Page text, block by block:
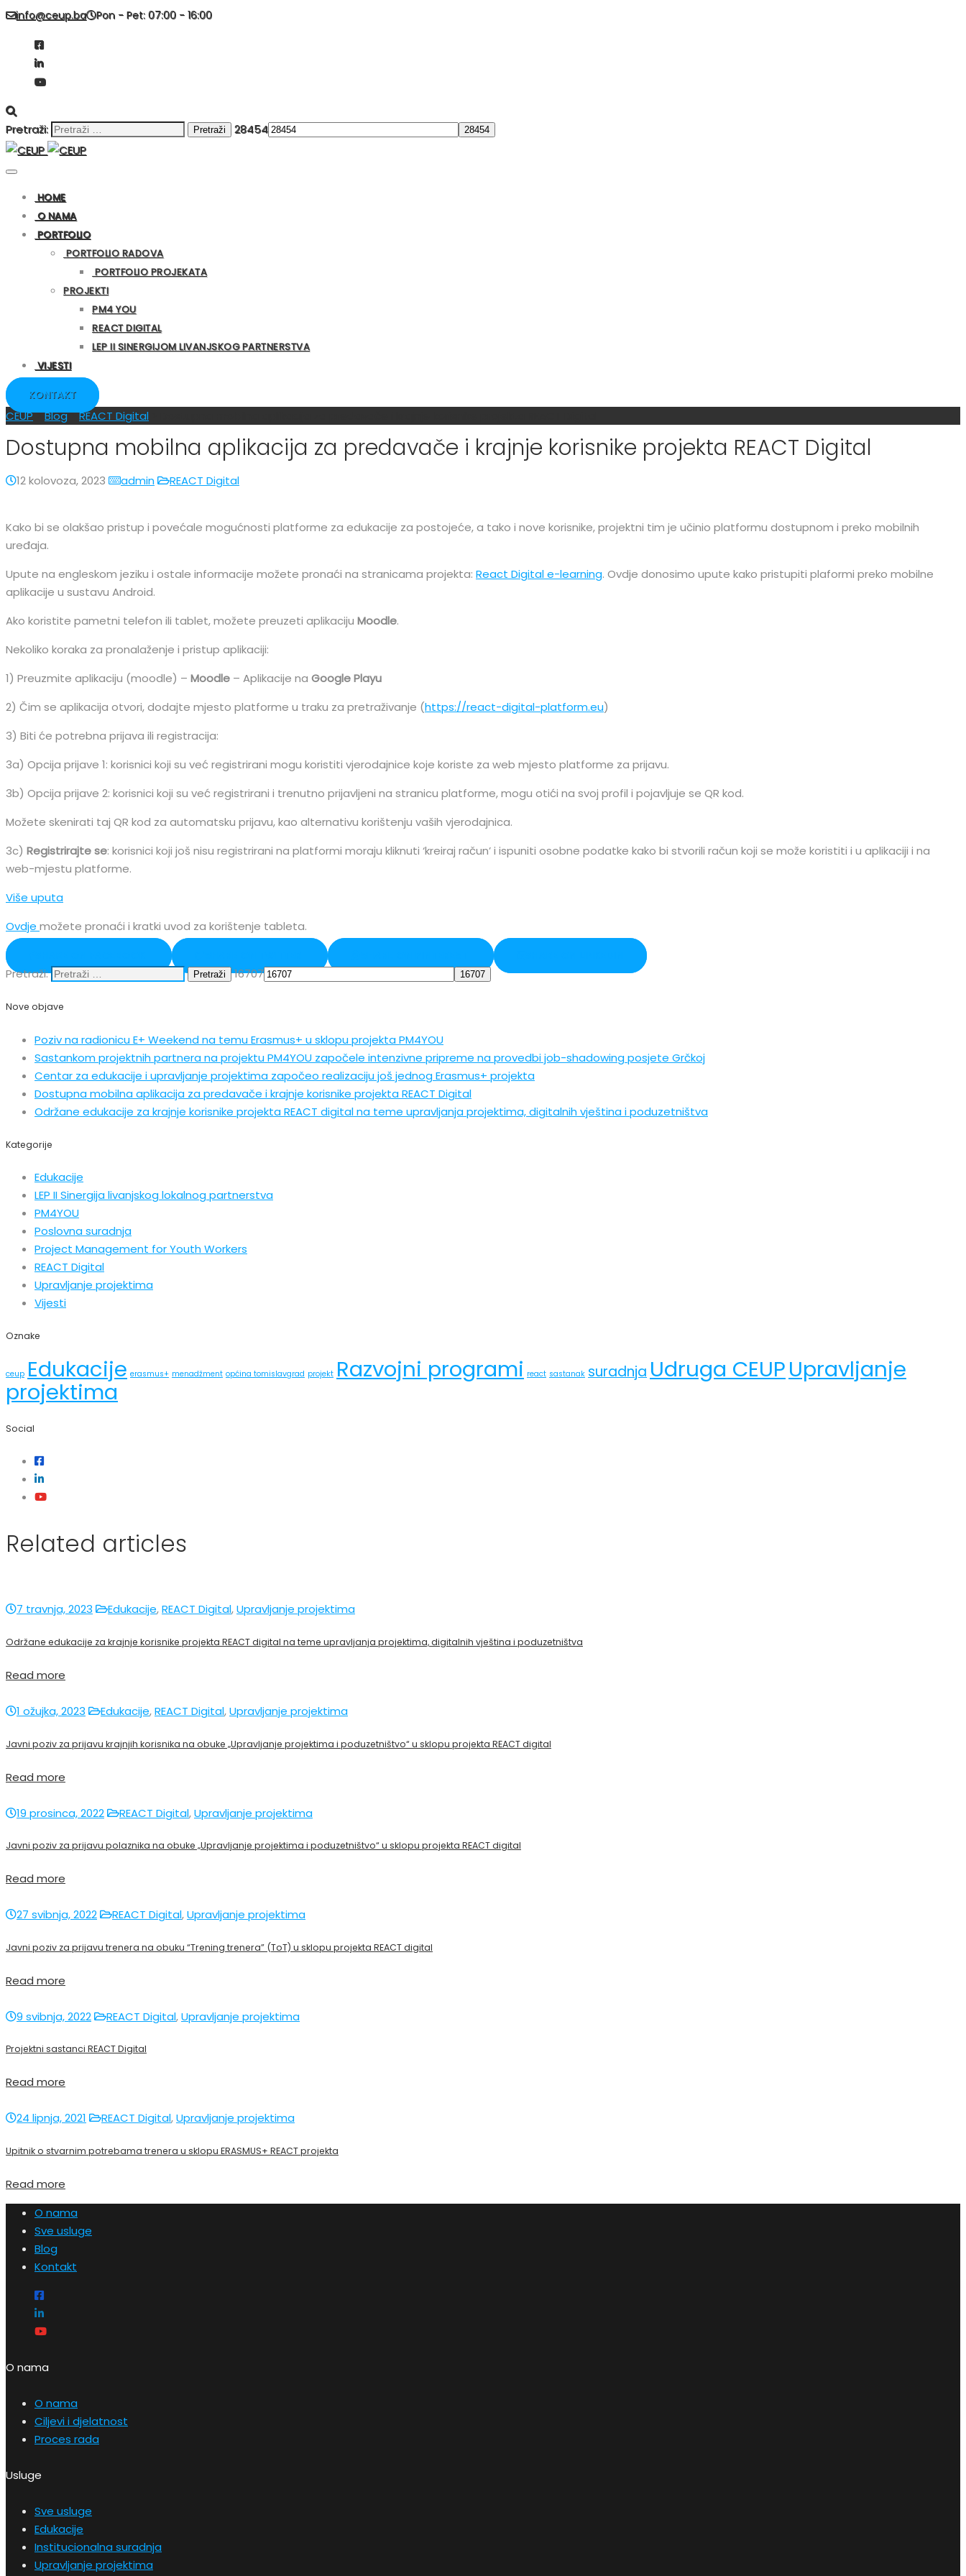
info@ceup.ba Pon - Pet: 07:00 - 16:00
Pretraži: 28454
HOME
O NAMA
PORTFOLIO
PORTFOLIO RADOVA
PORTFOLIO PROJEKATA
PROJEKTI
PM4 YOU
REACT DIGITAL
LEP II SINERGIJOM LIVANJSKOG PARTNERSTVA
VIJESTI
KONTAKT
CEUP>Blog>REACT Digital
Dostupna mobilna aplikacija za predavače i krajnje korisnike projekta REACT Digital
12 kolovoza, 2023 admin REACT Digital
Kako bi se olakšao pristup i povećale mogućnosti platforme za edukacije za postojeće, a tako i nove korisnike, projektni tim je učinio platformu dostupnom i preko mobilnih
uređaja.
Upute na engleskom jeziku i ostale informacije možete pronaći na stranicama projekta: React Digital e-learning. Ovdje donosimo upute kako pristupiti plaformi preko mobilne
aplikacije u sustavu Android.
Ako koristite pametni telefon ili tablet, možete preuzeti aplikaciju Moodle.
Nekoliko koraka za pronalaženje i pristup aplikaciji:
1) Preuzmite aplikaciju (moodle) – Moodle – Aplikacije na Google Playu
2) Čim se aplikacija otvori, dodajte mjesto platforme u traku za pretraživanje (https://react-digital-platform.eu)
3) Biti će potrebna prijava ili registracija:
3a) Opcija prijave 1: korisnici koji su već registrirani mogu koristiti vjerodajnice koje koriste za web mjesto platforme za prijavu.
3b) Opcija prijave 2: korisnici koji su već registrirani i trenutno prijavljeni na stranicu platforme, mogu otići na svoj profil i pojavljuje se QR kod.
Možete skenirati taj QR kod za automatsku prijavu, kao alternativu korištenju vaših vjerodajnica.
3c) Registrirajte se: korisnici koji još nisu registrirani na platformi moraju kliknuti ‘kreiraj račun’ i ispuniti osobne podatke kako bi stvorili račun koji se može koristiti i u aplikaciji i na
web-mjestu platforme.
Više uputa
Ovdje možete pronaći i kratki uvod za korištenje tableta.
Pretraži: 16707
Nove objave
Poziv na radionicu E+ Weekend na temu Erasmus+ u sklopu projekta PM4YOU
Sastankom projektnih partnera na projektu PM4YOU započele intenzivne pripreme na provedbi job-shadowing posjete Grčkoj
Centar za edukacije i upravljanje projektima započeo realizaciju još jednog Erasmus+ projekta
Dostupna mobilna aplikacija za predavače i krajnje korisnike projekta REACT Digital
Održane edukacije za krajnje korisnike projekta REACT digital na teme upravljanja projektima, digitalnih vještina i poduzetništva
Kategorije
Edukacije
LEP II Sinergija livanjskog lokalnog partnerstva
PM4YOU
Poslovna suradnja
Project Management for Youth Workers
REACT Digital
Upravljanje projektima
Vijesti
Oznake
ceup Edukacije erasmus+ menadžment općina tomislavgrad projekt Razvojni programi react sastanak suradnja Udruga CEUPUpravljanje
projektima
Social
Related articles
7 travnja, 2023 Edukacije,REACT Digital,Upravljanje projektima
Održane edukacije za krajnje korisnike projekta REACT digital na teme upravljanja projektima, digitalnih vještina i poduzetništva
Read more
1 ožujka, 2023 Edukacije,REACT Digital,Upravljanje projektima
Javni poziv za prijavu krajnjih korisnika na obuke „Upravljanje projektima i poduzetništvo“ u sklopu projekta REACT digital
Read more
19 prosinca, 2022 REACT Digital,Upravljanje projektima
Javni poziv za prijavu polaznika na obuke „Upravljanje projektima i poduzetništvo“ u sklopu projekta REACT digital
Read more
27 svibnja, 2022 REACT Digital,Upravljanje projektima
Javni poziv za prijavu trenera na obuku “Trening trenera” (ToT) u sklopu projekta REACT digital
Read more
9 svibnja, 2022 REACT Digital,Upravljanje projektima
Projektni sastanci REACT Digital
Read more
24 lipnja, 2021 REACT Digital,Upravljanje projektima
Upitnik o stvarnim potrebama trenera u sklopu ERASMUS+ REACT projekta
Read more
O nama
Sve usluge
Blog
Kontakt
O nama
O nama
Ciljevi i djelatnost
Proces rada
Usluge
Sve usluge
Edukacije
Institucionalna suradnja
Upravljanje projektima